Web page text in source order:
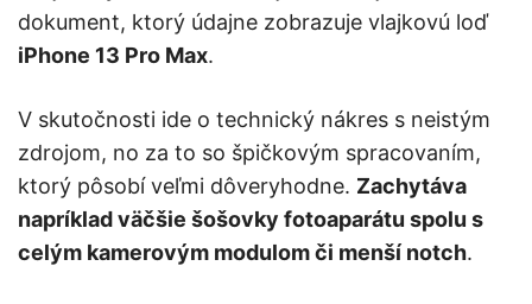
dokument, ktorý údajne zobrazuje vlajkovú loď
iPhone 13 Pro Max.
V skutočnosti ide o technický nákres s neistým
zdrojom, no za to so špičkovým spracovaním,
ktorý pôsobí veľmi dôveryhodne. Zachytáva
napríklad väčšie šošovky fotoaparátu spolu s
celým kamerovým modulom či menší notch.